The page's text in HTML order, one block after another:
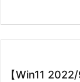
【Win11